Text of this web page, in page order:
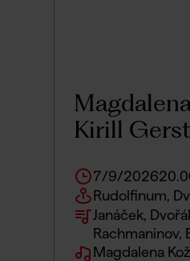
Kirill
7/9/2026
Rudolfinum,
Janáček,
Rachmaninov,
Magdalena